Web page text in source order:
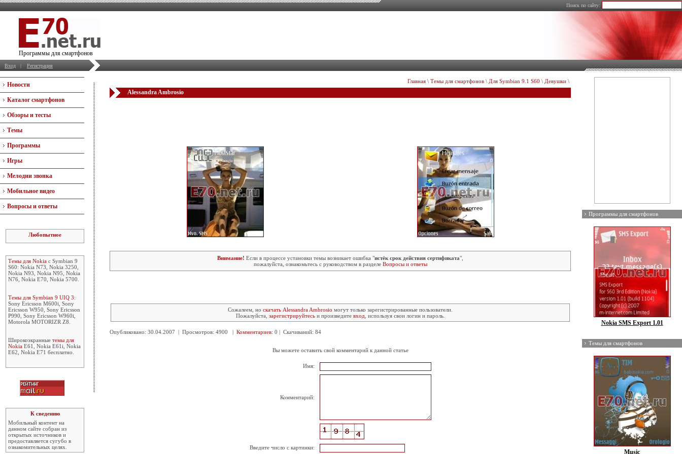
Поиск по сайту:
Программы для смартфонов
Вход | Регистрация
Новости
Каталог смартфонов
Обзоры и тесты
Темы
Программы
Игры
Мелодии звонка
Мобильное видео
Вопросы и ответы
Любопытное
Темы для Nokia с Symbian 9
S60: Nokia N73, Nokia 3250,
Nokia N93, Nokia N95, Nokia
N76, Nokia E70, Nokia 5700.
Темы для Symbian 9 UIQ 3:
Sony Ericsson M600i, Sony
Ericsson W950, Sony Ericsson
P990, Sony Ericsson W960i,
Motorola MOTORIZR Z8.
Широкоэкранные темы для
Nokia E61, Nokia E61i, Nokia
E62, Nokia E71 бесплатно.
К сведению
Мобильный контент на
данном сайте собран из
открытых источников и
предоставляется сугубо в
ознакомительных целях.
Главная \ Темы для смартфонов \ Для Symbian 9.1 S60 \ Девушки \
Alessandra Ambrosio
Внимание! Если в процессе установки темы возникает ошибка "истёк срок действия сертификата",
пожалуйста, ознакомьтесь с руководством в разделе Вопросы и ответы
Сожалеем, но скачать Alessandra Ambrosio могут только зарегистрированные пользователи.
Пожалуйста, зарегистрируйтесьи произведите вход , используя свои логин и пароль.
Опубликовано: 30.04.2007 | Просмотров: 4900 | Комментариев: 0 | Скачиваний: 84
Вы можете оставить свой комментарий к данной статье
Имя:
Комментарий:
Введите число с картинки:
Программы для смартфонов
Nokia SMS Export 1.01
Темы для смартфонов
Music